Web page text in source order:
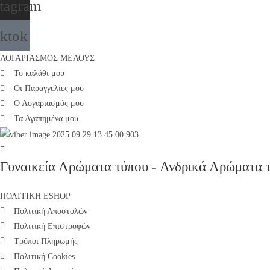
ΛΟΓΑΡΙΑΣΜΟΣ ΜΕΛΟΥΣ
Το καλάθι μου
Οι Παραγγελίες μου
Ο Λογαριασμός μου
Τα Αγαπημένα μου
Γυναικεία Αρώματα τύπου - Ανδρικά Αρώματα
ΠΟΛΙΤΙΚΗ ESHOP
Πολιτική Αποστολών
Πολιτική Επιστροφών
Τρόποι Πληρωμής
Πολιτική Cookies